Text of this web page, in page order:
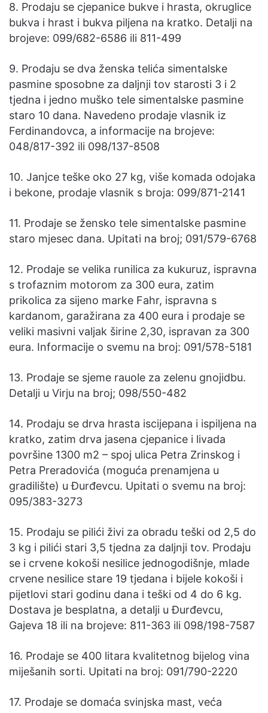
8. Prodaju se cjepanice bukve i hrasta, okruglice
bukva i hrast i bukva piljena na kratko. Detalji na
brojeve: 099/682-6586 ili 811-499
9. Prodaju se dva ženska telića simentalske
pasmine sposobne za daljnji tov starosti 3 i 2
tjedna i jedno muško tele simentalske pasmine
staro 10 dana. Navedeno prodaje vlasnik iz
Ferdinandovca, a informacije na brojeve:
048/817-392 ili 098/137-8508
10. Janjce teške oko 27 kg, više komada odojaka
i bekone, prodaje vlasnik s broja: 099/871-2141
11. Prodaje se žensko tele simentalske pasmine
staro mjesec dana. Upitati na broj; 091/579-6768
12. Prodaje se velika runilica za kukuruz, ispravna
s trofaznim motorom za 300 eura, zatim
prikolica za sijeno marke Fahr, ispravna s
kardanom, garažirana za 400 eura i prodaje se
veliki masivni valjak širine 2,30, ispravan za 300
eura. Informacije o svemu na broj: 091/578-5181
13. Prodaje se sjeme rauole za zelenu gnojidbu.
Detalji u Virju na broj; 098/550-482
14. Prodaju se drva hrasta iscijepana i ispiljena na
kratko, zatim drva jasena cjepanice i livada
površine 1300 m2 – spoj ulica Petra Zrinskog i
Petra Preradovića (moguća prenamjena u
gradilište) u Đurđevcu. Upitati o svemu na broj:
095/383-3273
15. Prodaju se pilići živi za obradu teški od 2,5 do
3 kg i pilići stari 3,5 tjedna za daljnji tov. Prodaju
se i crvene kokoši nesilice jednogodišnje, mlade
crvene nesilice stare 19 tjedana i bijele kokoši i
pijetlovi stari godinu dana i teški od 4 do 6 kg.
Dostava je besplatna, a detalji u Đurđevcu,
Gajeva 18 ili na brojeve: 811-363 ili 098/198-7587
16. Prodaje se 400 litara kvalitetnog bijelog vina
miješanih sorti. Upitati na broj: 091/790-2220
17. Prodaje se domaća svinjska mast, veća